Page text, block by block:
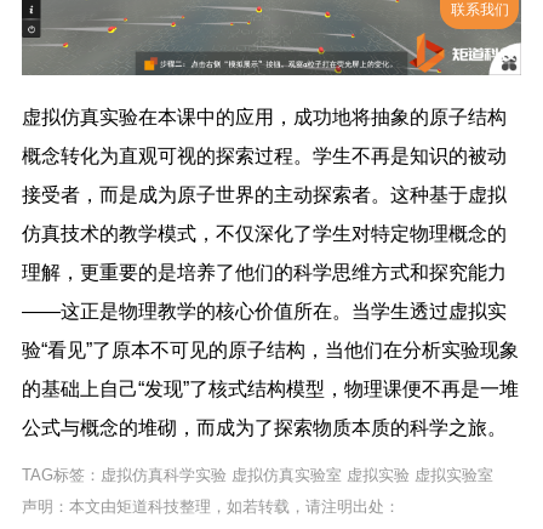
虚拟仿真实验在本课中的应用，成功地将抽象的原子结构
概念转化为直观可视的探索过程。学生不再是知识的被动
接受者，而是成为原子世界的主动探索者。这种基于虚拟
仿真技术的教学模式，不仅深化了学生对特定物理概念的
理解，更重要的是培养了他们的科学思维方式和探究能力
——这正是物理教学的核心价值所在。当学生透过虚拟实
验“看见”了原本不可见的原子结构，当他们在分析实验现象
的基础上自己“发现”了核式结构模型，物理课便不再是一堆
公式与概念的堆砌，而成为了探索物质本质的科学之旅。
TAG标签： 虚拟仿真科学实验 虚拟仿真实验室 虚拟实验 虚拟实验室
声明：本文由矩道科技整理，如若转载，请注明出处：
联系我们